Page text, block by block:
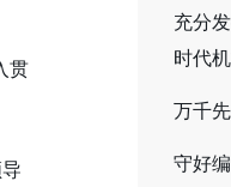
贯
充分
时代
万千
守好